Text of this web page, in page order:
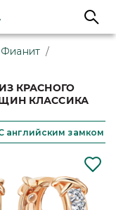
Фианит /
КРАСНОГО
КЛАССИКА
английским замком